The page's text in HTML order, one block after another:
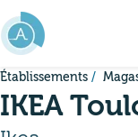
Aller au contenu
Établissements
IKEA